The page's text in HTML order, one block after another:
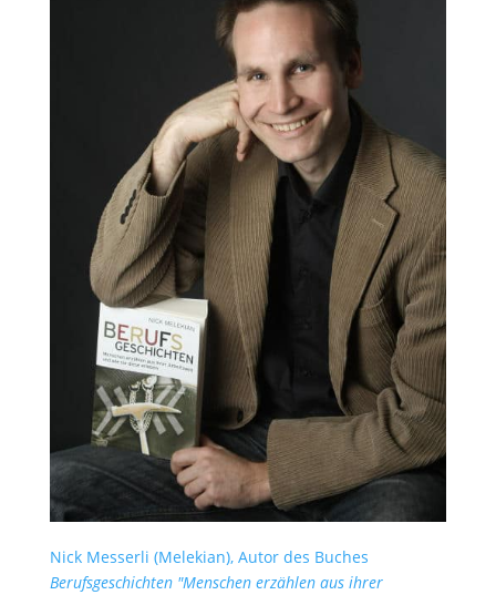
Nick Messerli (Melekian), Autor des Buches
Berufsgeschichten "Menschen erzählen aus ihrer